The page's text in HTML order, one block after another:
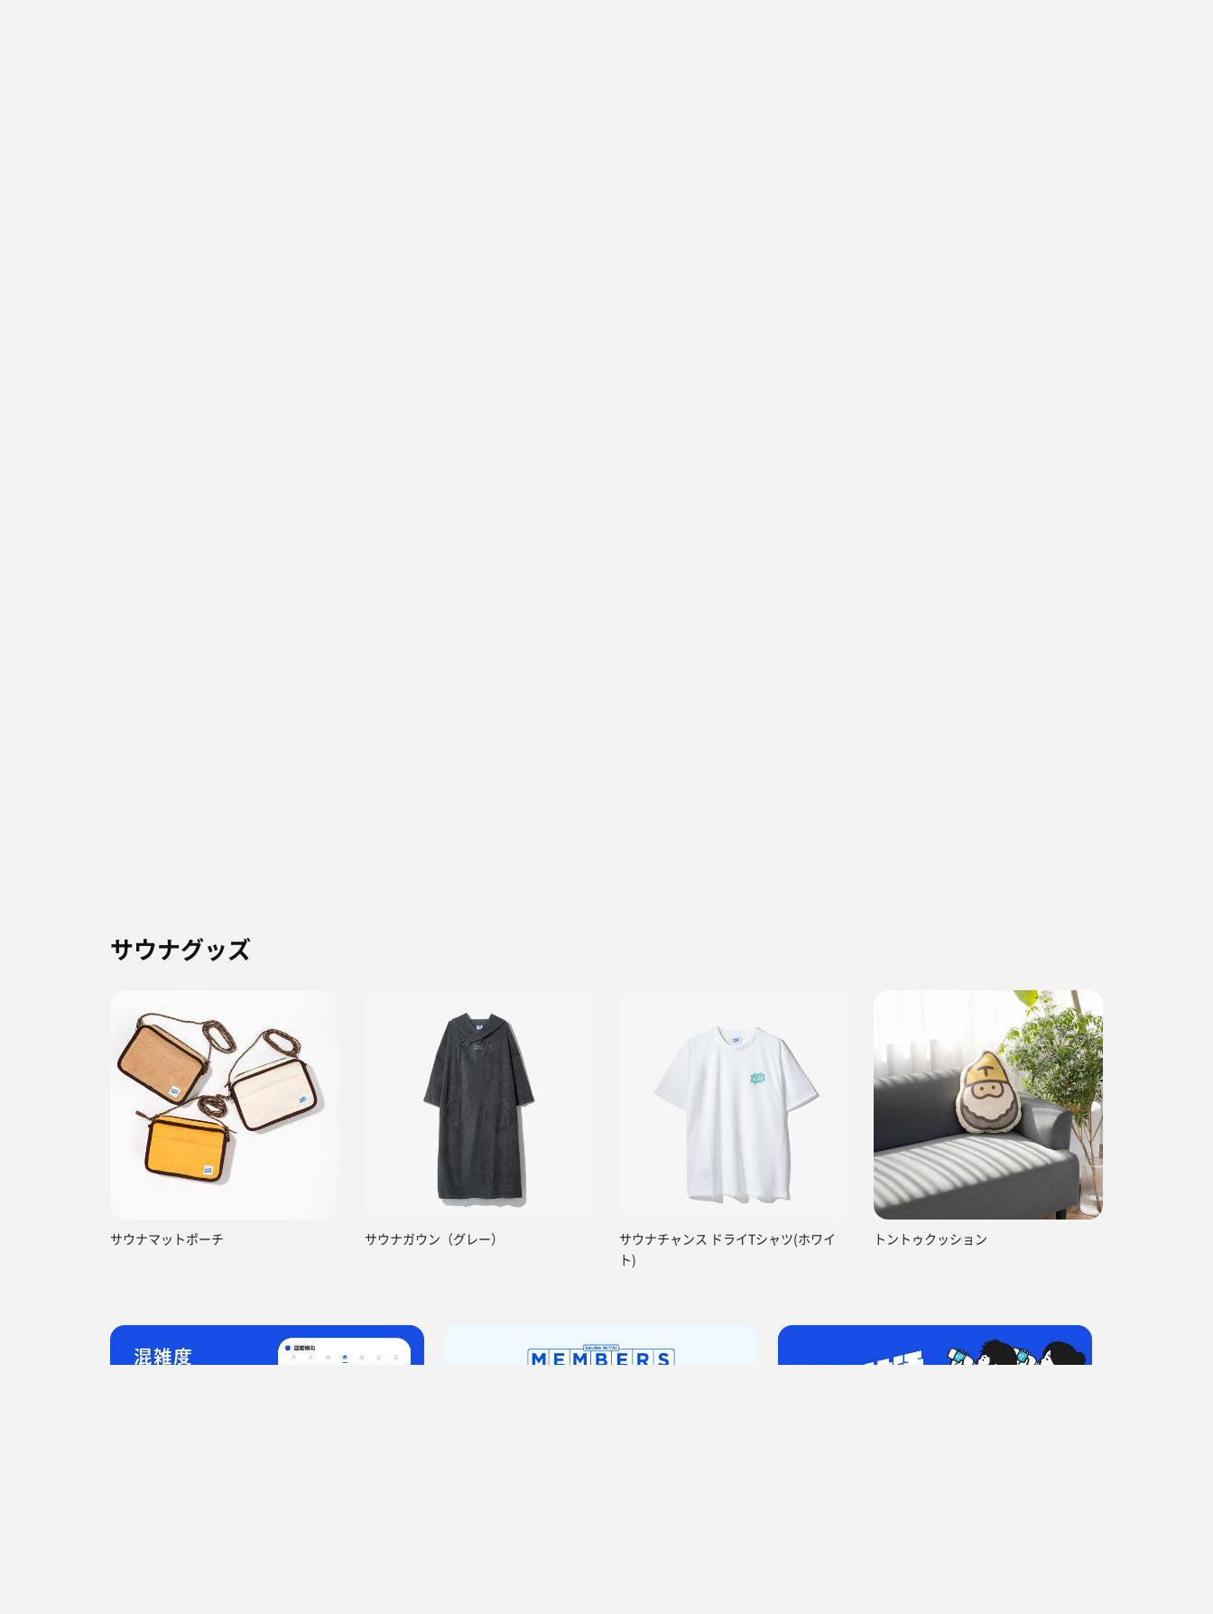
サウナグッズ
サウナマットポーチ サウナガウン（グレー）
サウナチャンス ドライTシャツ(ホワイ
ト)
トントゥクッション